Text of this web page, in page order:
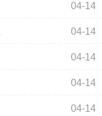
04-14
04-14
04-14
04-14
04-14